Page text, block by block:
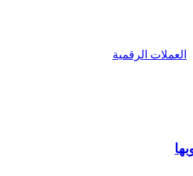
العملات الرقمية